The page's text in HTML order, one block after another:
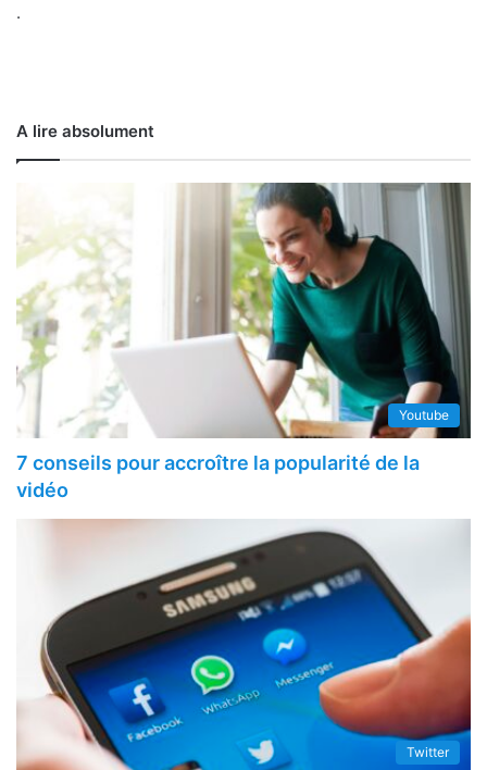
.
A lire absolument
Youtube
7 conseils pour accroître la popularité de la
vidéo
Twitter